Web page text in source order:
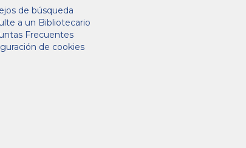
de búsqueda
a un Bibliotecario
Frecuentes
de cookies